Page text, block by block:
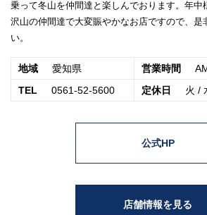
乗って冬山を仲間達と楽しんでおります。年中
沢山の仲間達で大変賑やかなお店ですので、是
い。
地域 愛知県 営業時間
TEL
0561-52-5600 定休日 火 /
公式HP
店舗情報を見る